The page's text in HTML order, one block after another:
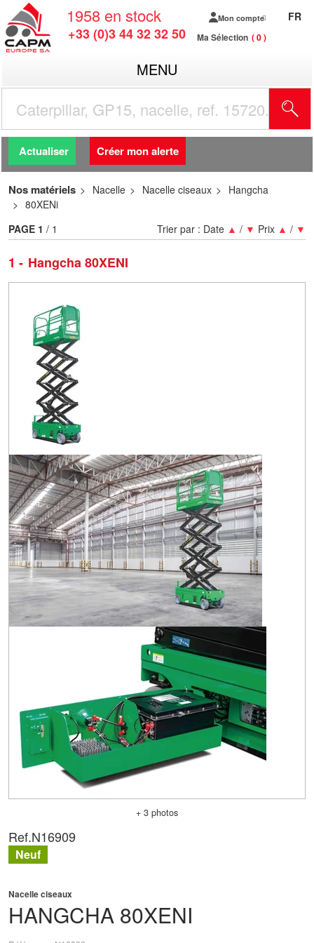
1958 en stock
+33 (0)3 44 32 32 50
Mon compte
Ma Sélection 0
FR
MENU
Actualiser Créer mon alerte
Nos matériels Nacelle Nacelle ciseaux
Hangcha
80XENi
1 Hangcha 80XENI
Trier par : Date ▲ / ▼ Prix ▲ / ▼
PAGE 1 / 1
+ 3 photos
HANGCHA 80XENI
Nacelle ciseaux
Ref.N16909
Neuf